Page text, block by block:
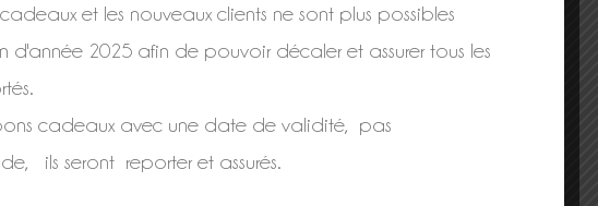
–
et les nouveaux clients ne sont plus possibles
d'année 2025 afin de pouvoir décaler et assurer tous les
cadeaux avec une date de validité, pas
ils seront reporter et assurés.